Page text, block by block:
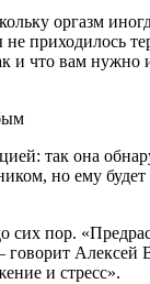
оргазм
приходилось
и что вам
так она
но ему будет
пор.
говорит
и стресс».